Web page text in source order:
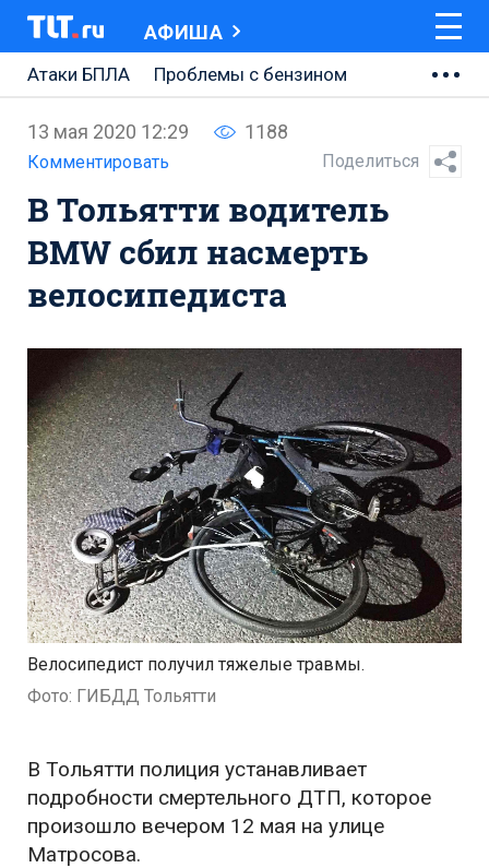
АФИША
Атаки БПЛА
Проблемы с бензином
Ремонт Центральной площади
Ремонт Обводного шоссе
Набережная Тольятти
Неделя Тольятти
13 мая 2020 12:29 1188
Комментировать Поделиться
В Тольятти водитель
BMW сбил насмерть
велосипедиста
Велосипедист получил тяжелые травмы.
Фото: ГИБДД Тольятти
В Тольятти полиция устанавливает
подробности смертельного ДТП, которое
произошло вечером 12 мая на улице
Матросова.